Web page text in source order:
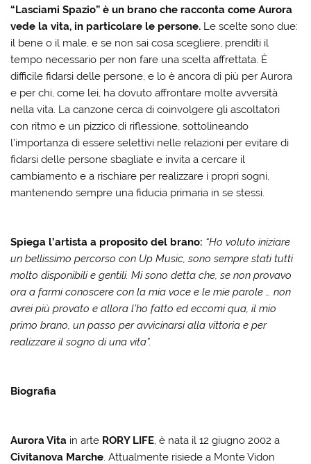
“Lasciami Spazio” è un brano che racconta come Aurora
vede la vita, in particolare le persone. Le scelte sono due:
il bene o il male, e se non sai cosa scegliere, prenditi il
tempo necessario per non fare una scelta affrettata. È
difficile fidarsi delle persone, e lo è ancora di più per Aurora
e per chi, come lei, ha dovuto affrontare molte avversità
nella vita. La canzone cerca di coinvolgere gli ascoltatori
con ritmo e un pizzico di riflessione, sottolineando
l’importanza di essere selettivi nelle relazioni per evitare di
fidarsi delle persone sbagliate e invita a cercare il
cambiamento e a rischiare per realizzare i propri sogni,
mantenendo sempre una fiducia primaria in se stessi.
Spiega l’artista a proposito del brano: “Ho voluto iniziare
un bellissimo percorso con Up Music, sono sempre stati tutti
molto disponibili e gentili. Mi sono detta che, se non provavo
ora a farmi conoscere con la mia voce e le mie parole … non
avrei più provato e allora l’ho fatto ed eccomi qua, il mio
primo brano, un passo per avvicinarsi alla vittoria e per
realizzare il sogno di una vita”.
Biografia
Aurora Vita in arte RORY LIFE, è nata il 12 giugno 2002 a
Civitanova Marche. Attualmente risiede a Monte Vidon